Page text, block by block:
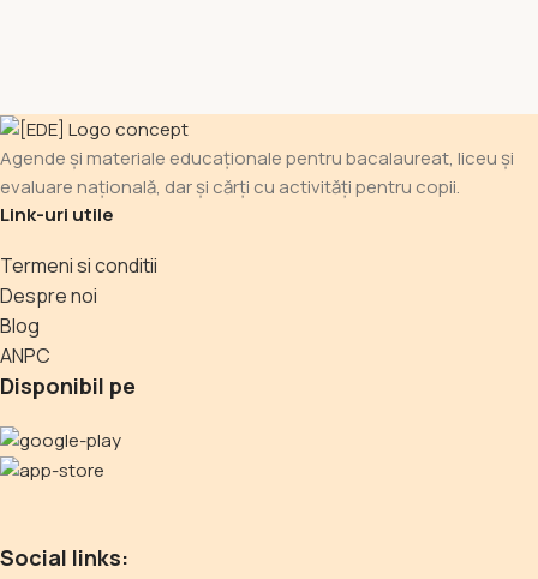
Agende și materiale educaționale pentru bacalaureat, liceu și
evaluare națională, dar și cărți cu activități pentru copii.
Link-uri utile
Termeni si conditii
Despre noi
Blog
ANPC
Disponibil pe
Social links: